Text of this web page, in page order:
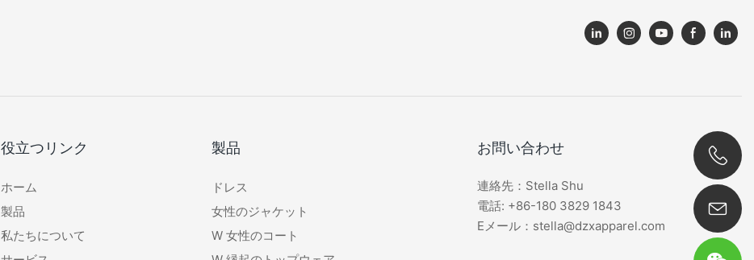
役立つリンク
ホーム
製品
私たちについて
製品
ドレス
女性のジャケット
W 女性のコート
お問い合わせ
連絡先：Stella Shu
電話: +86-180 3829 1843
Eメール：stella@dzxapparel.com